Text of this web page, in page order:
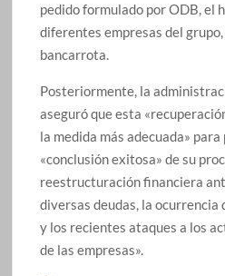
pedido formulado por ODB, el
diferentes empresas del
bancarrota.
Posteriormente, la
aseguró que esta
la medida más adecuada»
«conclusión exitosa» de su
reestructuración financiera
diversas deudas, la ocurrencia
y los recientes ataques a los
de las empresas».